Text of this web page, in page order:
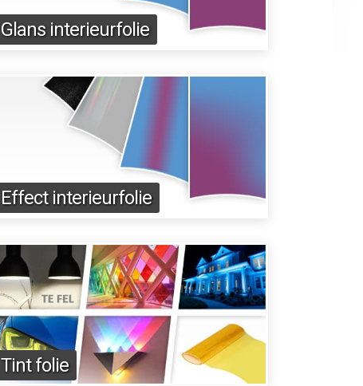
Glans interieurfolie
Effect interieurfolie
Tint folie